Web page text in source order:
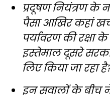
प्रदूषण नियंत्रण के
पैसा आखिर कहां
पर्यावरण की
इस्तेमाल दूसरे
लिए किया जा रहा
इन सवालों के बीच